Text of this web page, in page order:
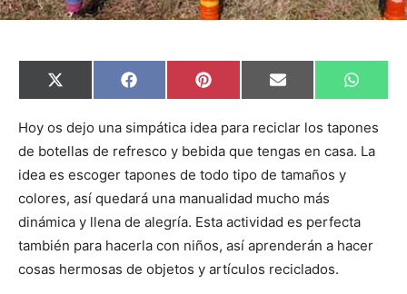
C
o
p
r
i
r
e
n
X
(
w
t
e
r
)
C
o
p
r
i
r
e
n
F
a
e
o
o
k
C
o
p
a
r
i
r
e
n
P
i
t
r
e
s
t
C
o
p
a
r
i
r
e
n
E
m
i
C
o
p
r
n
W
h
t
A
Hoy os dejo una simpática idea para reciclar los tapones
de botellas de refresco y bebida que tengas en casa. La
idea es escoger tapones de todo tipo de tamaños y
colores, así quedará una manualidad mucho más
dinámica y llena de alegría. Esta actividad es perfecta
también para hacerla con niños, así aprenderán a hacer
cosas hermosas de objetos y artículos reciclados.